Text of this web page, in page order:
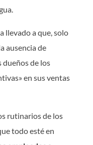
llevado a que, solo
ausencia de
dueños de los
en sus ventas
rutinarios de los
todo esté en